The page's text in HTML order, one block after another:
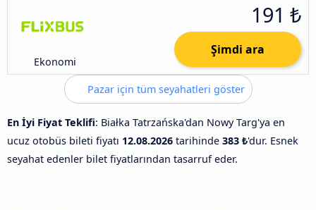
Ekonomi
191 ₺
Şimdi ara
Pazar için tüm seyahatleri göster
En İyi Fiyat Teklifi: Białka Tatrzańska'dan Nowy Targ'ya en
ucuz otobüs bileti fiyatı 12.08.2026 tarihinde 383 ₺'dur. Esnek
seyahat edenler bilet fiyatlarından tasarruf eder.